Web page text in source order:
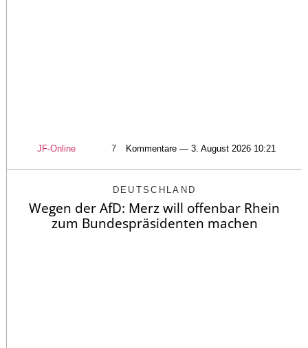
JF-Online 7 Kommentare — 3. August 2026 10:21
DEUTSCHLAND
Wegen der AfD: Merz will offenbar Rhein
zum Bundespräsidenten machen